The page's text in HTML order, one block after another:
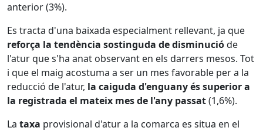
anterior (3%).
Es tracta d'una baixada especialment rellevant, ja que
reforça la tendència sostinguda de disminucióde
l'atur que s'ha anat observant en els darrers mesos. Tot
i que el maig acostuma a ser un mes favorable per a la
reducció de l'atur, la caiguda d'enguany és superior a
la registrada el mateix mes de l'any passat(1,6%).
La taxa provisional d'atur a la comarca es situa en el